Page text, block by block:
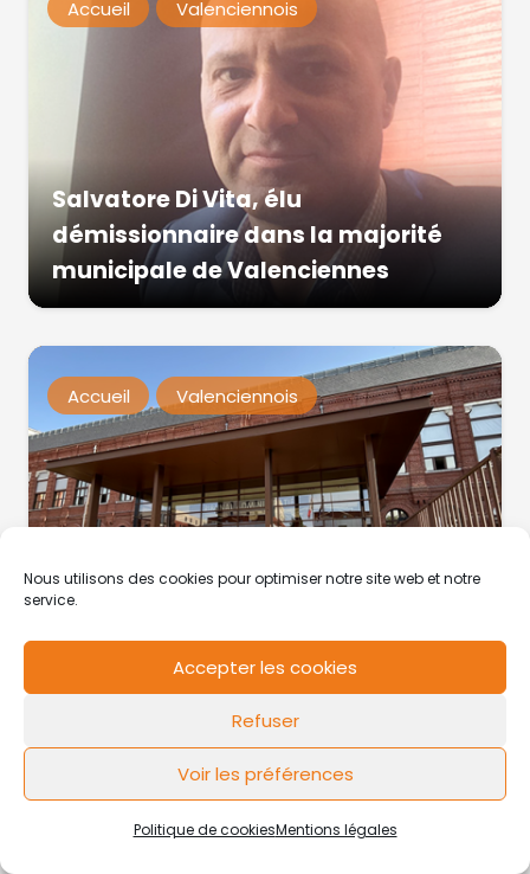
Nous utilisons des cookies pour optimiser notre site web et notre
service.
Accepter les cookies
Refuser
Voir les préférences
Politique de cookiesMentions légales
Accueil Valenciennois
Salvatore Di Vita, élu
démissionnaire dans la majorité
municipale de Valenciennes
Accueil Valenciennois
Le Tribunal Administratif de Lille
Valenciennois